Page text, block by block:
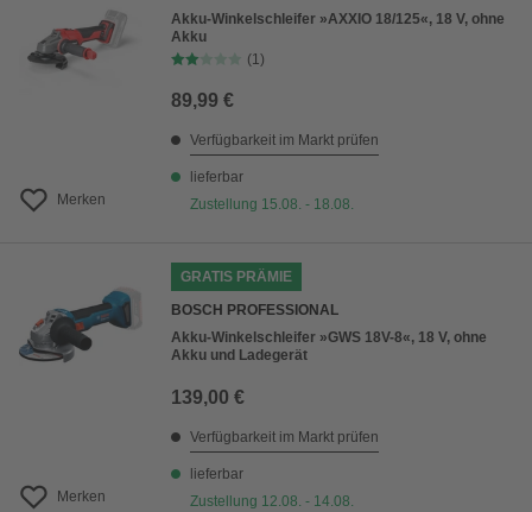
Merken
Akku-Winkelschleifer »AXXIO 18/125«, 18 V, ohne
Akku
(1)
89,99 €
Verfügbarkeit im Markt prüfen
lieferbar
Zustellung 15.08. - 18.08.
Merken
GRATIS PRÄMIE
BOSCH PROFESSIONAL
Akku-Winkelschleifer »GWS 18V-8«, 18 V, ohne
Akku und Ladegerät
139,00 €
Verfügbarkeit im Markt prüfen
lieferbar
Zustellung 12.08. - 14.08.